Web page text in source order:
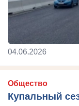
04.06.2026
Общество
Купальный